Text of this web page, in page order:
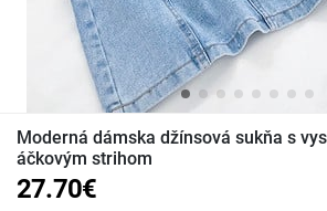
Moderná dámska džínsová sukňa s
áčkovým strihom
27.70€